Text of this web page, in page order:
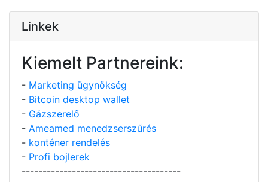
Linkek
Kiemelt Partnereink:
- Marketing ügynökség
- Bitcoin desktop wallet
- Gázszerelő
- Ameamed menedzserszűrés
- konténer rendelés
- Profi bojlerek
--------------------------------------